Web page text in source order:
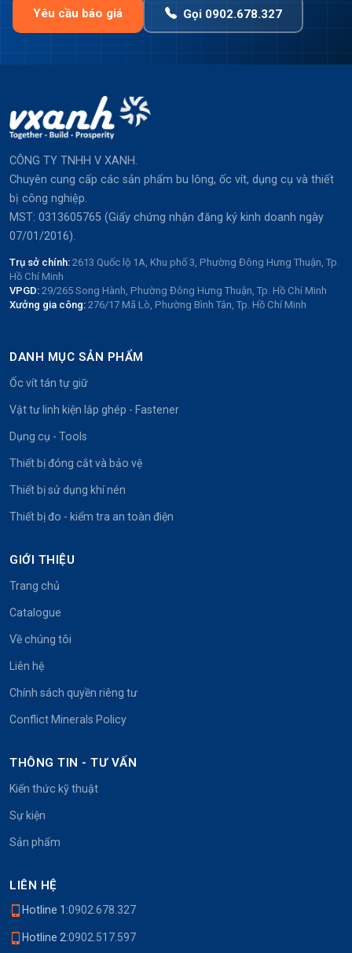
Yêu cầu báo giá Gọi 0902.678.327
CÔNG TY TNHH V XANH.
Chuyên cung cấp các sản phẩm bu lông, ốc vít, dụng cụ và thiết
bị công nghiệp.
MST: 0313605765 (Giấy chứng nhận đăng ký kinh doanh ngày
07/01/2016).
Trụ sở chính: 2613 Quốc lộ 1A, Khu phố 3, Phường Đông Hưng Thuận, Tp.
Hồ Chí Minh
VPGD: 29/265 Song Hành, Phường Đông Hưng Thuận, Tp. Hồ Chí Minh
Xưởng gia công: 276/17 Mã Lò, Phường Bình Tân, Tp. Hồ Chí Minh
DANH MỤC SẢN PHẨM
Ốc vít tán tự giữ
Vật tư linh kiện lắp ghép - Fastener
Dụng cụ - Tools
Thiết bị đóng cắt và bảo vệ
Thiết bị sử dụng khí nén
Thiết bị đo - kiểm tra an toàn điện
GIỚI THIỆU
Trang chủ
Catalogue
Về chúng tôi
Liên hệ
Chính sách quyền riêng tư
Conflict Minerals Policy
THÔNG TIN - TƯ VẤN
Kiến thức kỹ thuật
Sự kiện
Sản phẩm
LIÊN HỆ
Hotline 1:0902.678.327
Hotline 2:0902.517.597